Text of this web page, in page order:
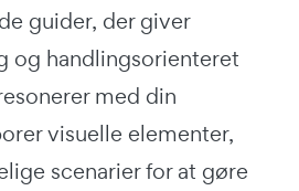
guider, der giver
og handlingsorienteret
med din
visuelle elementer,
scenarier for at gøre